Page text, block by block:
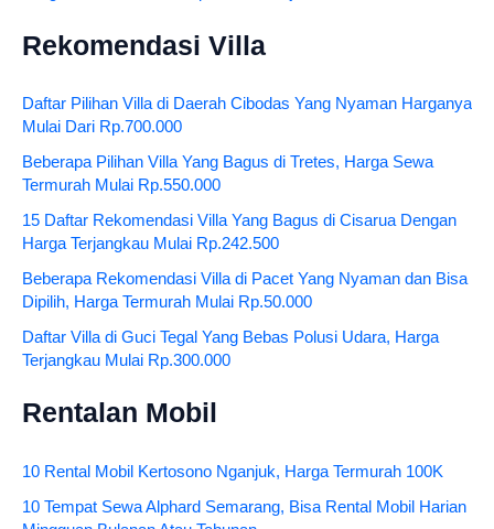
Rekomendasi Villa
Daftar Pilihan Villa di Daerah Cibodas Yang Nyaman Harganya
Mulai Dari Rp.700.000
Beberapa Pilihan Villa Yang Bagus di Tretes, Harga Sewa
Termurah Mulai Rp.550.000
15 Daftar Rekomendasi Villa Yang Bagus di Cisarua Dengan
Harga Terjangkau Mulai Rp.242.500
Beberapa Rekomendasi Villa di Pacet Yang Nyaman dan Bisa
Dipilih, Harga Termurah Mulai Rp.50.000
Daftar Villa di Guci Tegal Yang Bebas Polusi Udara, Harga
Terjangkau Mulai Rp.300.000
Rentalan Mobil
10 Rental Mobil Kertosono Nganjuk, Harga Termurah 100K
10 Tempat Sewa Alphard Semarang, Bisa Rental Mobil Harian